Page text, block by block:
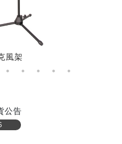
風架
公告